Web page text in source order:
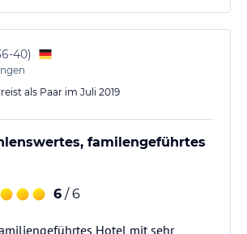
40)
als Paar im Juli 2019
familengeführtes
6 / 6
Hotel mit sehr